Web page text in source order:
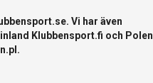
. Vi har även
Klubbensport.fi och Polen
.